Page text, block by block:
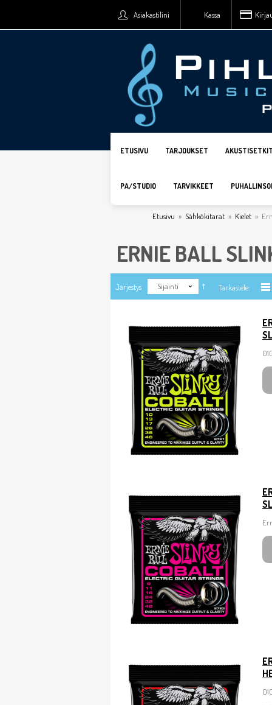
Asiakastilini Kassa
ETUSIVU TARJOUKSET
PA/STUDIO TARVIKKEET
Etusivu » Sähkökitarat » Kielet »
ERNIE BALL
Järjestys Sijainti Tarkastele: